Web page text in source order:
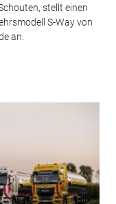
stellt einen
S-Way von
an.